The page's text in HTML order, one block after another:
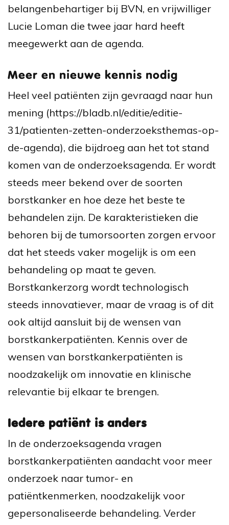
belangenbehartiger bij BVN, en vrijwilliger
Lucie Loman die twee jaar hard heeft
meegewerkt aan de agenda.
Meer en nieuwe kennis nodig
Heel veel patiënten zijn gevraagd naar hun
mening (https://bladb.nl/editie/editie-
31/patienten-zetten-onderzoeksthemas-op-
de-agenda), die bijdroeg aan het tot stand
komen van de onderzoeksagenda. Er wordt
steeds meer bekend over de soorten
borstkanker en hoe deze het beste te
behandelen zijn. De karakteristieken die
behoren bij de tumorsoorten zorgen ervoor
dat het steeds vaker mogelijk is om een
behandeling op maat te geven.
Borstkankerzorg wordt technologisch
steeds innovatiever, maar de vraag is of dit
ook altijd aansluit bij de wensen van
borstkankerpatiënten. Kennis over de
wensen van borstkankerpatiënten is
noodzakelijk om innovatie en klinische
relevantie bij elkaar te brengen.
Iedere patiënt is anders
In de onderzoeksagenda vragen
borstkankerpatiënten aandacht voor meer
onderzoek naar tumor- en
patiëntkenmerken, noodzakelijk voor
gepersonaliseerde behandeling. Verder